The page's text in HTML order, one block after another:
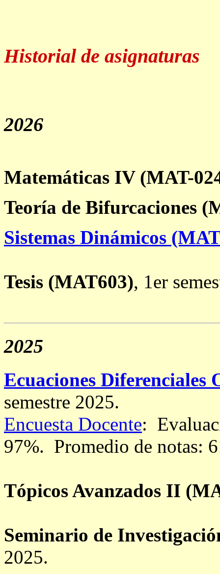
Historial de asignaturas
2026
Matemáticas IV(MAT-
Teoría de Bifurcaciones
Sistemas Dinámicos
Tesis (MAT603), 1er
2025
Ecuaciones Diferenciales
semestre 2025.
Encuesta Docente:
97%. Promedio de notas:
Tópicos Avanzados II
Seminario de
2025.